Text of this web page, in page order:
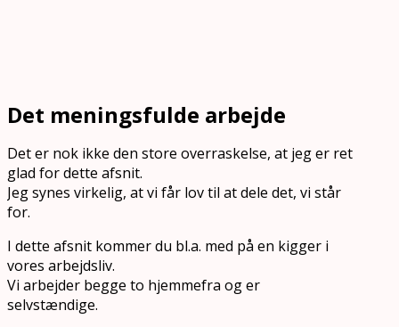
Det meningsfulde arbejde
Det er nok ikke den store overraskelse, at jeg er ret
glad for dette afsnit.
Jeg synes virkelig, at vi får lov til at dele det, vi står
for.
I dette afsnit kommer du bl.a. med på en kigger i
vores arbejdsliv.
Vi arbejder begge to hjemmefra og er
selvstændige.